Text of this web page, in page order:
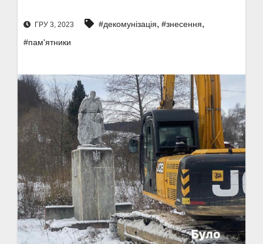
ГРУ 3, 2023 #декомунізація, #знесення,
#пам'ятники